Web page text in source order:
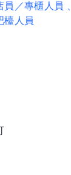
員／專櫃人員
檯人員